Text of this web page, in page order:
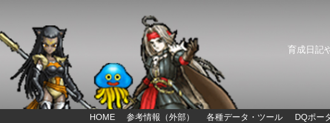
育成日記
HOME 参考情報（外部） 各種データ・ツール DQポー